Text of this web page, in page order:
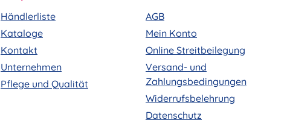
Händlerliste
Kataloge
Kontakt
Unternehmen
Pflege und Qualität
AGB
Mein Konto
Online Streitbeilegung
Versand- und
Zahlungsbedingungen
Widerrufsbelehrung
Datenschutz